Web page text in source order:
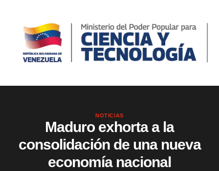
NOTICIAS
Maduro exhorta a la
consolidación de una nueva
economía nacional